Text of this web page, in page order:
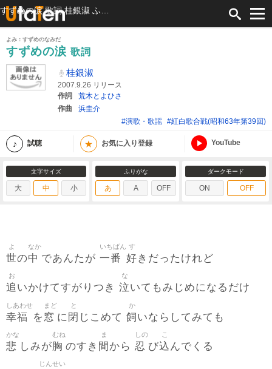
よみ：すずめのなみだ
すずめの涙 歌詞
桂銀淑
2007.9.26 リリース
作詞
荒木とよひさ
作曲
浜圭介
#演歌・歌謡 #紅白歌合戦(昭和63年第39回)
試聴 ★ お気に入り登録 YouTube
文字サイズ
大 中 小
ふりがな
あ A OFF
ダークモード
ON OFF
世
よ
の中
なか
であんたが 一番
いちばん
好
す
きだったけれど
追
お
いかけてすがりつき 泣
な
いてもみじめになるだけ
幸福
しあわせ
を窓
まど
に 閉
と
じこめて 飼
か
いならしてみても
悲
かな
しみが胸
むね
のすき 間
ま
から 忍
しの
び込
こ
んでくる
じんせい